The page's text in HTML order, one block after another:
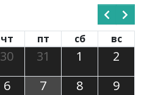
чт пт сб вс
30 31 1
2
6 7 8
9